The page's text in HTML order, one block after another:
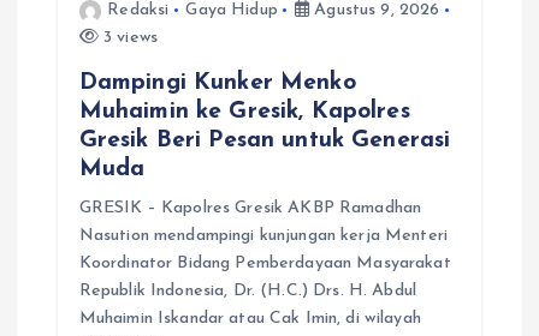
Redaksi Gaya Hidup
Agustus 9, 2026
3 views
Dampingi Kunker Menko
Muhaimin ke Gresik, Kapolres
Gresik Beri Pesan untuk Generasi
Muda
GRESIK – Kapolres Gresik AKBP Ramadhan
Nasution mendampingi kunjungan kerja Menteri
Koordinator Bidang Pemberdayaan Masyarakat
Republik Indonesia, Dr. (H.C.) Drs. H. Abdul
Muhaimin Iskandar atau Cak Imin, di wilayah